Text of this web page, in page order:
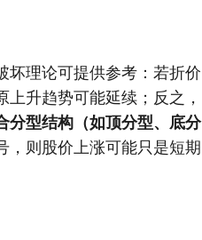
坏理论可提供参考：若折价
升趋势可能延续；反之，
分型结构（如顶分型、底分
则股价上涨可能只是短期